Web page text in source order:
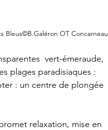
Bleus©B.Galéron OT Concarneau
vert-émeraude,
plages paradisiaques :
: un centre de plongée
relaxation, mise en